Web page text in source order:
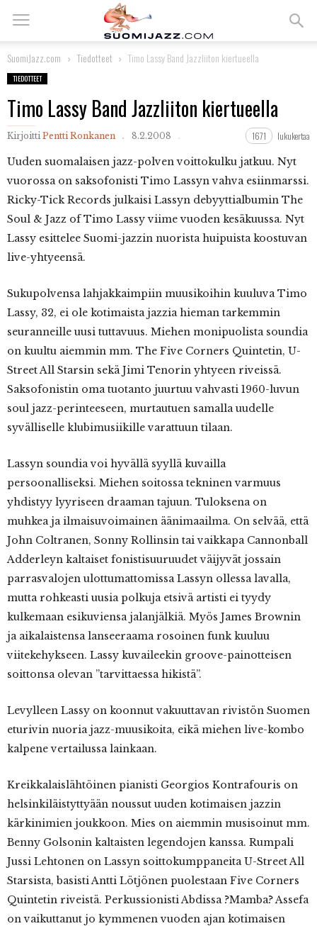
SuomiJazz.com Tiedotteet Timo Lassy Band Jazzliiton kiertueella
TIEDOTTEET
Timo Lassy Band Jazzliiton kiertueella
Kirjoitti Pentti Ronkanen 8.2.2008 1671 lukukertaa
Uuden suomalaisen jazz-polven voittokulku jatkuu. Nyt
vuorossa on saksofonisti Timo Lassyn vahva esiinmarssi.
Ricky-Tick Records julkaisi Lassyn debyyttialbumin The
Soul & Jazz of Timo Lassy viime vuoden kesäkuussa. Nyt
Lassy esittelee Suomi-jazzin nuorista huipuista koostuvan
live-yhtyeensä.
Sukupolvensa lahjakkaimpiin muusikoihin kuuluva Timo
Lassy, 32, ei ole kotimaista jazzia hieman tarkemmin
seuranneille uusi tuttavuus. Miehen monipuolista soundia
on kuultu aiemmin mm. The Five Corners Quintetin, U-
Street All Starsin sekä Jimi Tenorin yhtyeen riveissä.
Saksofonistin oma tuotanto juurtuu vahvasti 1960-luvun
soul jazz-perinteeseen, murtautuen samalla uudelle
syvälliselle klubimusiikille varattuun tilaan.
Lassyn soundia voi hyvällä syyllä kuvailla
persoonalliseksi. Miehen soitossa tekninen varmuus
yhdistyy lyyriseen draaman tajuun. Tuloksena on
muhkea ja ilmaisuvoimainen äänimaailma. On selvää, että
John Coltranen, Sonny Rollinsin tai vaikkapa Cannonball
Adderleyn kaltaiset fonistisuuruudet väijyvät jossain
parrasvalojen ulottumattomissa Lassyn ollessa lavalla,
mutta rohkeasti uusia polkuja etsivä artisti ei tyydy
kulkemaan esikuviensa jalanjälkiä. Myös James Brownin
ja aikalaistensa lanseeraama rosoinen funk kuuluu
viitekehykseen. Lassy kuvaileekin groove-painotteisen
soittonsa olevan ”tarvittaessa hikistä”.
Levylleen Lassy on koonnut vakuuttavan rivistön Suomen
eturivin nuoria jazz-muusikoita, eikä miehen live-kombo
kalpene vertailussa lainkaan.
Kreikkalaislähtöinen pianisti Georgios Kontrafouris on
helsinkiläistyttyään noussut uuden kotimaisen jazzin
kärkinimien joukkoon. Mies on aiemmin musisoinut mm.
Benny Golsonin kaltaisten legendojen kanssa. Rumpali
Jussi Lehtonen on Lassyn soittokumppaneita U-Street All
Starsista, basisti Antti Lötjönen puolestaan Five Corners
Quintetin riveistä. Perkussionisti Abdissa ?Mamba? Assefa
on vaikuttanut jo kymmenen vuoden ajan kotimaisen